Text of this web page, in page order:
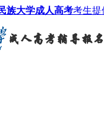
族大学成人高考考生提